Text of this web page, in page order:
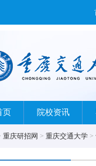
页 院校资讯
重庆研招网 > 重庆交通大学 >